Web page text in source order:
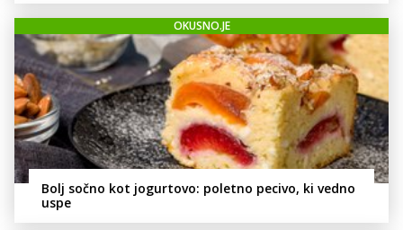
OKUSNO.JE
Bolj sočno kot jogurtovo: poletno pecivo, ki vedno
uspe